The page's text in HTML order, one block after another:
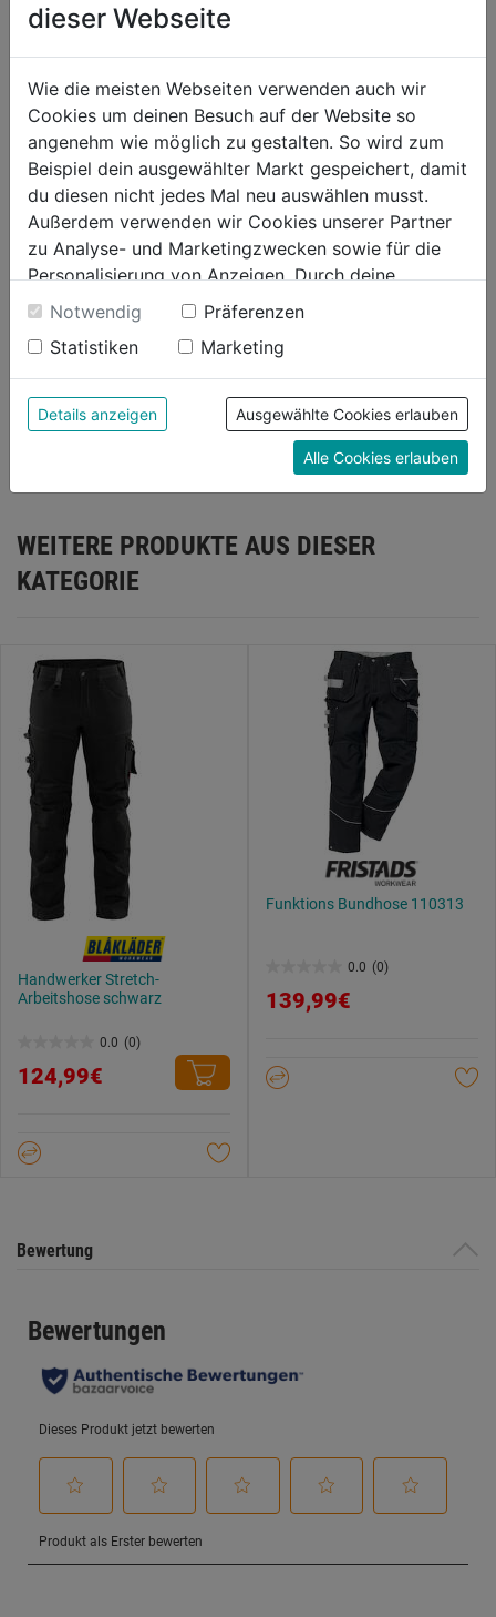
mit wasserabweisendem
Reißverschluss, Beintaschen
mit Zollstocktasche und
Tasche
Gewicht/m²
220 g
Weitere Produktmerkmale
Strech-Einsätze an Seiten,
Sattel, Zwickel und Knien, D-
Ring, OEKO-TEX zertifiziert
Produktinformationen
Herstellerinformationen
WEITERE PRODUKTE AUS DIESER
KATEGORIE
Handwerker Stretch-
Arbeitshose schwarz
0.0 (0)
von
124,99€
Funktions Bundhose 110313
0.0 (0)
von
139,99€
Bewertung
dieser Webseite
Wie die meisten Webseiten verwenden auch wir
Cookies um deinen Besuch auf der Website so
angenehm wie möglich zu gestalten. So wird zum
Beispiel dein ausgewählter Markt gespeichert, damit
du diesen nicht jedes Mal neu auswählen musst.
Außerdem verwenden wir Cookies unserer Partner
zu Analyse- und Marketingzwecken sowie für die
Personalisierung von Anzeigen. Durch deine
Einwilligung werden die Daten von Drittanbieter,
unter anderem auch in den USA, verarbeitet.
Durch Klick auf "Alle Cookies erlauben" stimmst du
der Verwendung aller Cookies zu. Unter "Details
anzeigen" findest du alle Infos zu den
unterschiedlichen Cookies, unter "Cookies
Konfigurieren" kannst du auswählen, welche Cookies
du zulassen möchtest und welche nicht.
Datenschutzerklärung.
Notwendig
Präferenzen
Statistiken
Marketing
Details anzeigen Ausgewählte Cookies erlauben
Alle Cookies erlauben